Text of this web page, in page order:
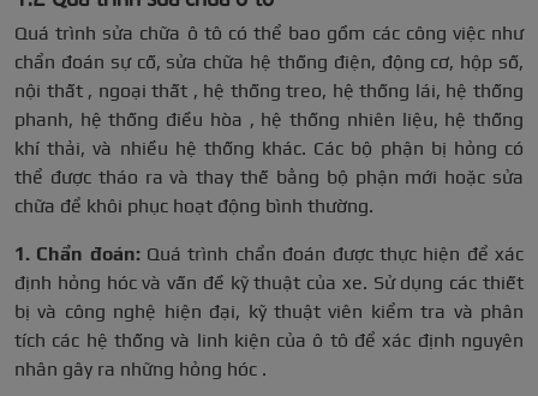
Quá trình sửa chữa ô tô có thể bao gồm các công việc như
chẩn đoán sự cố, sửa chữa hệ thống điện, động cơ, hộp số,
nội thất , ngoại thất , hệ thống treo, hệ thống lái, hệ thống
phanh, hệ thống điều hòa , hệ thống nhiên liệu, hệ thống
khí thải, và nhiều hệ thống khác. Các bộ phận bị hỏng có
thể được tháo ra và thay thế bằng bộ phận mới hoặc sửa
chữa để khôi phục hoạt động bình thường.
1. Chẩn đoán:Quá trình chẩn đoán được thực hiện để xác
định hỏng hóc và vấn đề kỹ thuật của xe. Sử dụng các thiết
bị và công nghệ hiện đại, kỹ thuật viên kiểm tra và phân
tích các hệ thống và linh kiện của ô tô để xác định nguyên
nhân gây ra những hỏng hóc .